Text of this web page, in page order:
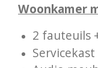
Woonkamer
2 fauteuils
Servicekast